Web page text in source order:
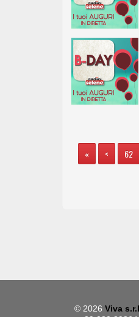
« < 62
© 2026 Viva